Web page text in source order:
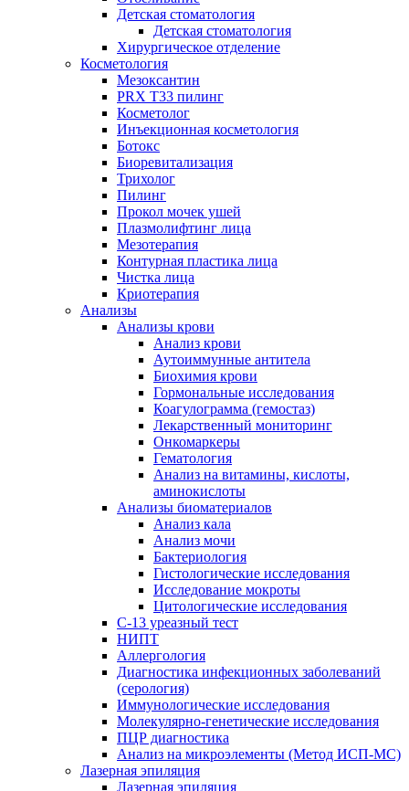
Детская стоматология
Детская стоматология
Хирургическое отделение
Косметология
Мезоксантин
PRX T33 пилинг
Косметолог
Инъекционная косметология
Ботокс
Биоревитализация
Трихолог
Пилинг
Прокол мочек ушей
Плазмолифтинг лица
Мезотерапия
Контурная пластика лица
Чистка лица
Криотерапия
Анализы
Анализы крови
Анализ крови
Аутоиммунные антитела
Биохимия крови
Гормональные исследования
Коагулограмма (гемостаз)
Лекарственный мониторинг
Онкомаркеры
Гематология
Анализ на витамины, кислоты,
аминокислоты
Анализы биоматериалов
Анализ кала
Анализ мочи
Бактериология
Гистологические исследования
Исследование мокроты
Цитологические исследования
С-13 уреазный тест
НИПТ
Аллергология
Диагностика инфекционных заболеваний
(серология)
Иммунологические исследования
Молекулярно-генетические исследования
ПЦР диагностика
Анализ на микроэлементы (Метод ИСП-МС)
Лазерная эпиляция
Лазерная эпиляция